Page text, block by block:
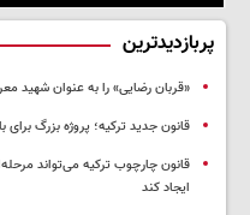
پربازدیدترین
«قربان رضایی» را به عنوان شهید
قانون جدید ترکیه؛ پروژه بزرگ‌ برای
قانون چارچوب ترکیه می‌تواند
ایجاد کند